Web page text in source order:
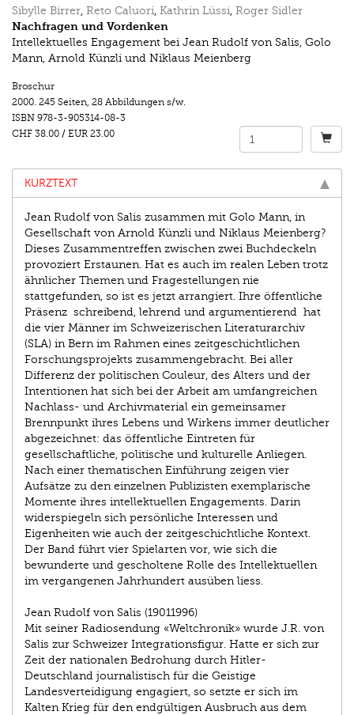
Sibylle Birrer, Reto Caluori, Kathrin Lüssi, Roger Sidler
Nachfragen und Vordenken
Intellektuelles Engagement bei Jean Rudolf von Salis, Golo
Mann, Arnold Künzli und Niklaus Meienberg
Broschur
2000. 245 Seiten, 28 Abbildungen s/w.
ISBN 978-3-905314-08-3
CHF 38.00 / EUR 23.00
KURZTEXT
Jean Rudolf von Salis zusammen mit Golo Mann, in
Gesellschaft von Arnold Künzli und Niklaus Meienberg?
Dieses Zusammentreffen zwischen zwei Buchdeckeln
provoziert Erstaunen. Hat es auch im realen Leben trotz
ähnlicher Themen und Fragestellungen nie
stattgefunden, so ist es jetzt arrangiert. Ihre öffentliche
Präsenz ­ schreibend, lehrend und argumentierend ­ hat
die vier Männer im Schweizerischen Literaturarchiv
(SLA) in Bern im Rahmen eines zeitgeschichtlichen
Forschungsprojekts zusammengebracht. Bei aller
Differenz der politischen Couleur, des Alters und der
Intentionen hat sich bei der Arbeit am umfangreichen
Nachlass- und Archivmaterial ein gemeinsamer
Brennpunkt ihres Lebens und Wirkens immer deutlicher
abgezeichnet: das öffentliche Eintreten für
gesellschaftliche, politische und kulturelle Anliegen.
Nach einer thematischen Einführung zeigen vier
Aufsätze zu den einzelnen Publizisten exemplarische
Momente ihres intellektuellen Engagements. Darin
widerspiegeln sich persönliche Interessen und
Eigenheiten wie auch der zeitgeschichtliche Kontext.
Der Band führt vier Spielarten vor, wie sich die
bewunderte und gescholtene Rolle des Intellektuellen
im vergangenen Jahrhundert ausüben liess.
Jean Rudolf von Salis (1901­1996)
Mit seiner Radiosendung «Weltchronik» wurde J.R. von
Salis zur Schweizer Integrationsfigur. Hatte er sich zur
Zeit der nationalen Bedrohung durch Hitler-
Deutschland journalistisch für die Geistige
Landesverteidigung engagiert, so setzte er sich im
Kalten Krieg für den endgültigen Ausbruch aus dem